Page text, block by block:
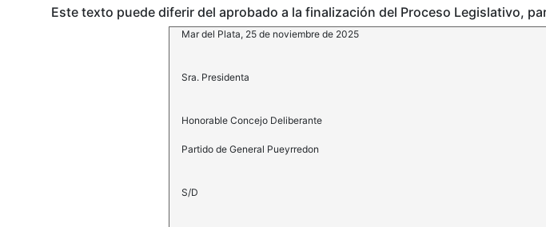
Este texto puede diferir del aprobado a la finalización del Proceso Legislativo,
Mar del Plata, 25 de noviembre de 2025
Sra. Presidenta
Honorable Concejo Deliberante
Partido de General Pueyrredon
S/D